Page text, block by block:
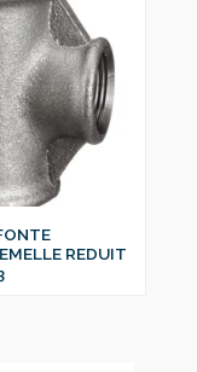
REDUIT